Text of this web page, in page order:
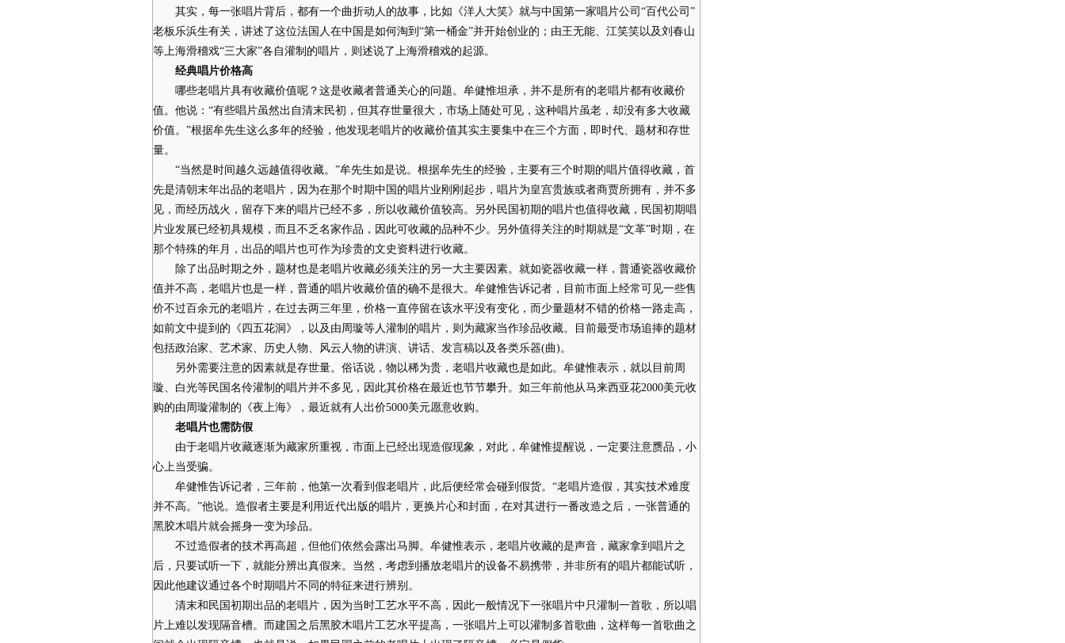
其实，每一张唱片背后，都有一个曲折动人的故事，比如《洋人大笑》就与中国第一家唱片公司“百代公司”
老板乐浜生有关，讲述了这位法国人在中国是如何淘到“第一桶金”并开始创业的；由王无能、江笑笑以及刘春山
等上海滑稽戏“三大家”各自灌制的唱片，则述说了上海滑稽戏的起源。
经典唱片价格高
哪些老唱片具有收藏价值呢？这是收藏者普通关心的问题。牟健惟坦承，并不是所有的老唱片都有收藏价
值。他说：“有些唱片虽然出自清末民初，但其存世量很大，市场上随处可见，这种唱片虽老，却没有多大收藏
价值。”根据牟先生这么多年的经验，他发现老唱片的收藏价值其实主要集中在三个方面，即时代、题材和存世
量。
“当然是时间越久远越值得收藏。”牟先生如是说。根据牟先生的经验，主要有三个时期的唱片值得收藏，首
先是清朝末年出品的老唱片，因为在那个时期中国的唱片业刚刚起步，唱片为皇宫贵族或者商贾所拥有，并不多
见，而经历战火，留存下来的唱片已经不多，所以收藏价值较高。另外民国初期的唱片也值得收藏，民国初期唱
片业发展已经初具规模，而且不乏名家作品，因此可收藏的品种不少。另外值得关注的时期就是“文革”时期，在
那个特殊的年月，出品的唱片也可作为珍贵的文史资料进行收藏。
除了出品时期之外，题材也是老唱片收藏必须关注的另一大主要因素。就如瓷器收藏一样，普通瓷器收藏价
值并不高，老唱片也是一样，普通的唱片收藏价值的确不是很大。牟健惟告诉记者，目前市面上经常可见一些售
价不过百余元的老唱片，在过去两三年里，价格一直停留在该水平没有变化，而少量题材不错的价格一路走高，
如前文中提到的《四五花洞》，以及由周璇等人灌制的唱片，则为藏家当作珍品收藏。目前最受市场追捧的题材
包括政治家、艺术家、历史人物、风云人物的讲演、讲话、发言稿以及各类乐器(曲)。
另外需要注意的因素就是存世量。俗话说，物以稀为贵，老唱片收藏也是如此。牟健惟表示，就以目前周
璇、白光等民国名伶灌制的唱片并不多见，因此其价格在最近也节节攀升。如三年前他从马来西亚花2000美元收
购的由周璇灌制的《夜上海》，最近就有人出价5000美元愿意收购。
老唱片也需防假
由于老唱片收藏逐渐为藏家所重视，市面上已经出现造假现象，对此，牟健惟提醒说，一定要注意赝品，小
心上当受骗。
牟健惟告诉记者，三年前，他第一次看到假老唱片，此后便经常会碰到假货。“老唱片造假，其实技术难度
并不高。”他说。造假者主要是利用近代出版的唱片，更换片心和封面，在对其进行一番改造之后，一张普通的
黑胶木唱片就会摇身一变为珍品。
不过造假者的技术再高超，但他们依然会露出马脚。牟健惟表示，老唱片收藏的是声音，藏家拿到唱片之
后，只要试听一下，就能分辨出真假来。当然，考虑到播放老唱片的设备不易携带，并非所有的唱片都能试听，
因此他建议通过各个时期唱片不同的特征来进行辨别。
清末和民国初期出品的老唱片，因为当时工艺水平不高，因此一般情况下一张唱片中只灌制一首歌，所以唱
片上难以发现隔音槽。而建国之后黑胶木唱片工艺水平提高，一张唱片上可以灌制多首歌曲，这样每一首歌曲之